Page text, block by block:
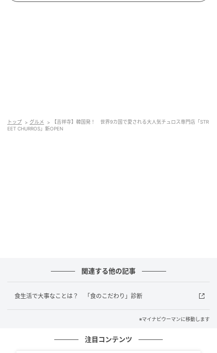
トップ グルメ
【吉祥寺】韓国発！ 世界9カ国で愛される大人気チュロス専門店「STR
EET CHURROS」新OPEN
関連する他の記事
食生活で大事なことは？ 「食のこだわり」診断
※マイナビウーマンに移動します
注目コンテンツ